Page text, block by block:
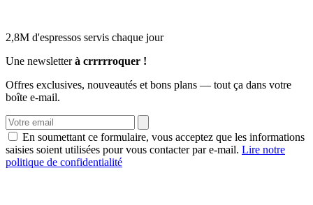
2,8M d'espressos servis chaque jour
Une newsletterà crrrrroquer !
Offres exclusives, nouveautés et bons plans — tout ça dans votre
boîte e-mail.
En soumettant ce formulaire, vous acceptez que les informations
saisies soient utilisées pour vous contacter par e-mail. Lire notre
politique de confidentialité